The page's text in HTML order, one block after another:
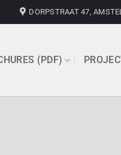
DORPSTRAAT 47,
(PDF)